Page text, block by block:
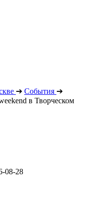
➔ События ➔
в Творческом
08-28